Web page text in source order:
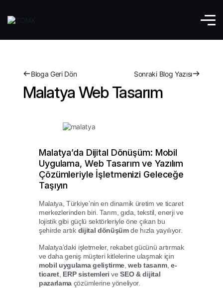
Bloga Geri Dön Sonraki Blog Yazısı
Malatya Web Tasarım
Malatya’da Dijital Dönüşüm: Mobil
Uygulama, Web Tasarım ve Yazılım
Çözümleriyle İşletmenizi Geleceğe
Taşıyın
Malatya, Türkiye’nin en dinamik üretim ve ticaret
merkezlerinden biri. Tarım, gıda, tekstil, enerji ve
lojistik gibi güçlü sektörleriyle öne çıkan bu
şehirde artık dijital dönüşümde hızla yayılıyor.
Malatya’daki işletmeler, rekabet gücünü artırmak
ve daha geniş müşteri kitlelerine ulaşmak için
mobil uygulama geliştirme ,web tasarım,e-
ticaret, ERP sistemleri veSEO & dijital
pazarlama çözümlerine yöneliyor.